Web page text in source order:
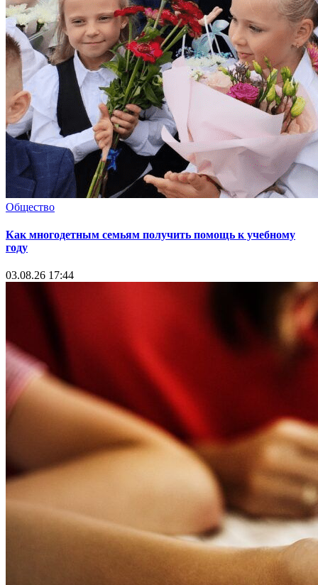
Общество
Как многодетным семьям получить помощь к учебному
году
03.08.26 17:44